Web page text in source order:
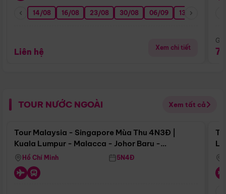
14/08 16/08 23/08 30/08 06/09 13/09
Liên hệ Xem chi tiết
TOUR NƯỚC NGOÀI Xem tất cả
Điểm nổi bật
Tour Malaysia - Singapore Mùa Thu 4N3Đ |
Kuala Lumpur - Malacca - Johor Baru -
Singapore
Hồ Chí Minh 5N4Đ